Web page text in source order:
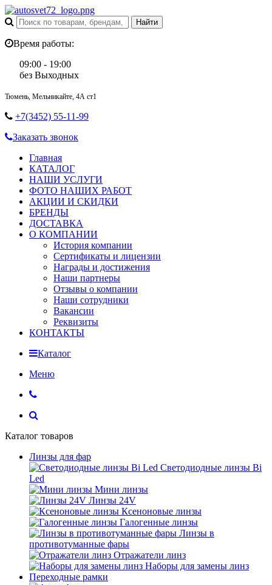
Время работы:
09:00 - 19:00
без Выходных
Тюмень, Мельникайте, 4А ст1
+7(3452) 55-11-99
Заказать звонок
Главная
КАТАЛОГ
НАШИ УСЛУГИ
ФОТО НАШИХ РАБОТ
АКЦИИ И СКИДКИ
БРЕНДЫ
ДОСТАВКА
О КОМПАНИИ
История компании
Сертификаты и лицензии
Награды и достижения
Наши партнеры
Отзывы о компании
Наши сотрудники
Вакансии
Реквизиты
КОНТАКТЫ
Каталог
Меню
Каталог товаров
Линзы для фар
Светодиодные линзы Bi
Led
Мини линзы
Линзы 24V
Ксеноновые линзы
Галогенные линзы
Линзы в
противотуманные фары
Отражатели линз
Наборы для замены линз
Переходные рамки